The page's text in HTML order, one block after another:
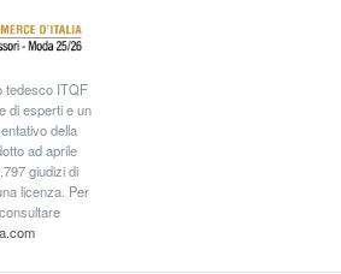
tedesco ITQF
di esperti e un
della
ad aprile
giudizi di
licenza. Per